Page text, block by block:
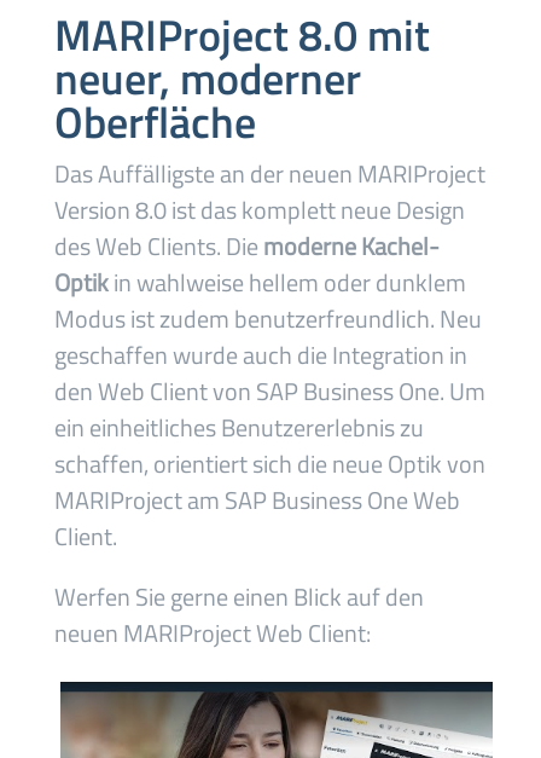
MARIProject 8.0 mit
neuer, moderner
Oberfläche
Das Auffälligste an der neuen MARIProject
Version 8.0 ist das komplett neue Design
des Web Clients. Diemoderne Kachel-
Optikin wahlweise hellem oder dunklem
Modusist zudem benutzerfreundlich. Neu
geschaffen wurde auch die Integration in
den Web Client von SAP Business One. Um
ein einheitliches Benutzererlebnis zu
schaffen, orientiert sich die neue Optik von
MARIProject am SAP Business One Web
Client.
Werfen Sie gerne einen Blick auf den
neuen MARIProject Web Client: